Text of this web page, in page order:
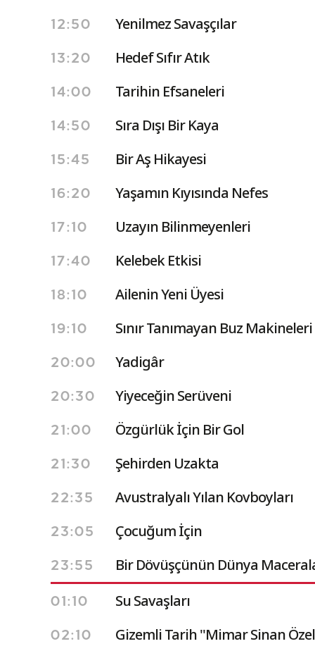
12:50 Yenilmez Savaşçılar
13:20 Hedef Sıfır Atık
14:00 Tarihin Efsaneleri
14:50 Sıra Dışı Bir Kaya
15:45 Bir Aş Hikayesi
16:20 Yaşamın Kıyısında Nefes
17:10 Uzayın Bilinmeyenleri
17:40 Kelebek Etkisi
18:10 Ailenin Yeni Üyesi
19:10 Sınır Tanımayan Buz Makineleri
20:00 Yadigâr
20:30 Yiyeceğin Serüveni
21:00 Özgürlük İçin Bir Gol
21:30 Şehirden Uzakta
22:35 Avustralyalı Yılan Kovboyları
23:05 Çocuğum İçin
23:55 Bir Dövüşçünün Dünya
01:10 Su Savaşları
02:10 Gizemli Tarih ''Mimar Sinan